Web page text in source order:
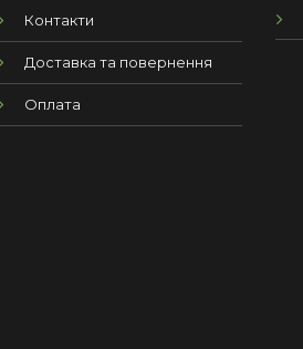
Контакти
Доставка та повернення
Оплата